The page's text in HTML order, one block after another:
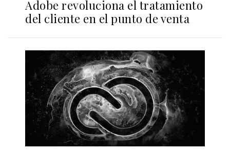
Adobe revoluciona el tratamiento
del cliente en el punto de venta